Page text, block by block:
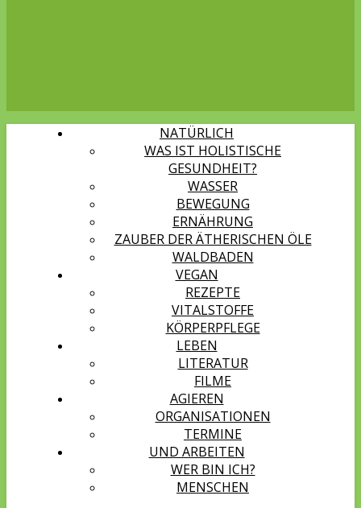
NATÜRLICH
WAS IST HOLISTISCHE
GESUNDHEIT?
WASSER
BEWEGUNG
ERNÄHRUNG
ZAUBER DER ÄTHERISCHEN ÖLE
WALDBADEN
VEGAN
REZEPTE
VITALSTOFFE
KÖRPERPFLEGE
LEBEN
LITERATUR
FILME
AGIEREN
ORGANISATIONEN
TERMINE
UND ARBEITEN
WER BIN ICH?
MENSCHEN